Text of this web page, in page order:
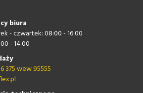
biura
- czwartek: 08:00 - 16:00
- 14:00
375 wew 95555